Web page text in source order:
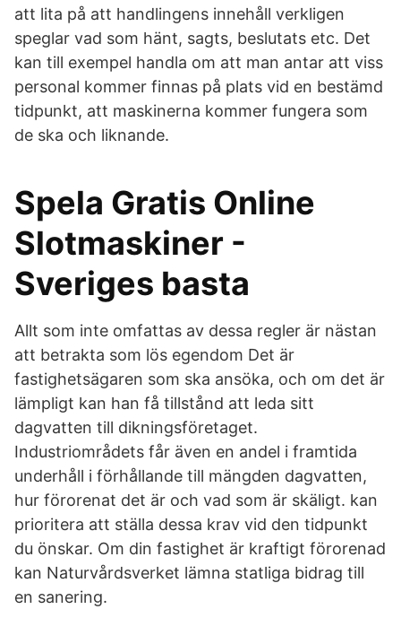
att lita på att handlingens innehåll verkligen
speglar vad som hänt, sagts, beslutats etc. Det
kan till exempel handla om att man antar att viss
personal kommer finnas på plats vid en bestämd
tidpunkt, att maskinerna kommer fungera som
de ska och liknande.
Spela Gratis Online
Slotmaskiner -
Sveriges basta
Allt som inte omfattas av dessa regler är nästan
att betrakta som lös egendom Det är
fastighetsägaren som ska ansöka, och om det är
lämpligt kan han få tillstånd att leda sitt
dagvatten till dikningsföretaget.
Industriområdets får även en andel i framtida
underhåll i förhållande till mängden dagvatten,
hur förorenat det är och vad som är skäligt. kan
prioritera att ställa dessa krav vid den tidpunkt
du önskar. Om din fastighet är kraftigt förorenad
kan Naturvårdsverket lämna statliga bidrag till
en sanering.